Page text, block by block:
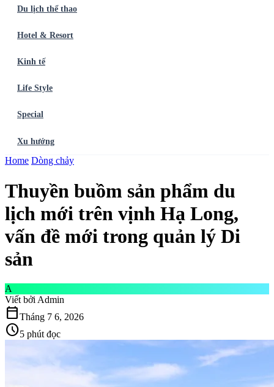
Du lịch thể thao
Hotel & Resort
Kinh tế
Life Style
Special
Xu hướng
Trang chủẨm thực
KÝ NGAY
Home Dòng chảy
Thuyền buồm sản phẩm du
lịch mới trên vịnh Hạ Long,
vấn đề mới trong quản lý Di
sản
A
Viết bởi Admin
calendar_todayTháng 7 6, 2026
schedule5 phút đọc